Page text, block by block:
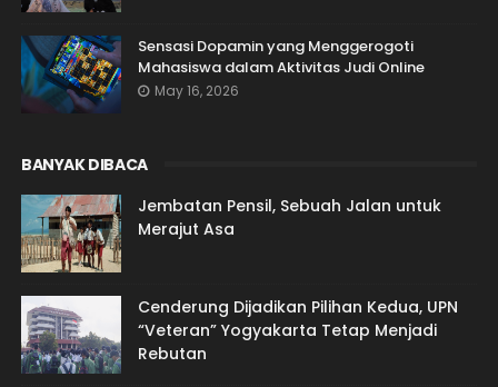
Sensasi Dopamin yang Menggerogoti
Mahasiswa dalam Aktivitas Judi Online
May 16, 2026
BANYAK DIBACA
Jembatan Pensil, Sebuah Jalan untuk
Merajut Asa
Cenderung Dijadikan Pilihan Kedua, UPN
“Veteran” Yogyakarta Tetap Menjadi
Rebutan